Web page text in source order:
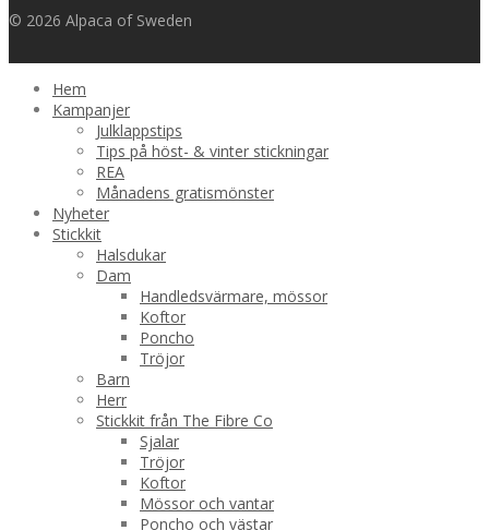
© 2026 Alpaca of Sweden
Hem
Kampanjer
Julklappstips
Tips på höst- & vinter stickningar
REA
Månadens gratismönster
Nyheter
Stickkit
Halsdukar
Dam
Handledsvärmare, mössor
Koftor
Poncho
Tröjor
Barn
Herr
Stickkit från The Fibre Co
Sjalar
Tröjor
Koftor
Mössor och vantar
Poncho och västar